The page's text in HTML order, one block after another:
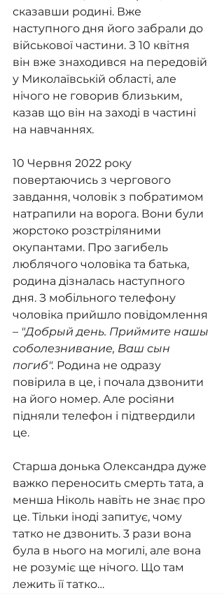
сказавши родині. Вже
наступного дня його забрали до
військової частини. З 10 квітня
він вже знаходився на передовій
у Миколаївській області, але
нічого не говорив близьким,
казав що він на заході в частині
на навчаннях.
10 Червня 2022 року
повертаючись з чергового
завдання, чоловік з побратимом
натрапили на ворога. Вони були
жорстоко розстріляними
окупантами. Про загибель
люблячого чоловіка та батька,
родина дізналась наступного
дня. З мобільного телефону
чоловіка прийшло повідомлення
– "Добрый день. Приймите нашы
соболезнивание, Ваш сын
погиб". Родина не одразу
повірила в це, і почала дзвонити
на його номер. Але росіяни
підняли телефон і підтвердили
це.
Старша донька Олександра дуже
важко переносить смерть тата, а
менша Ніколь навіть не знає про
це. Тільки іноді запитує, чому
татко не дзвонить. 3 рази вона
була в нього на могилі, але вона
не розуміє ще нічого. Що там
лежить її татко…